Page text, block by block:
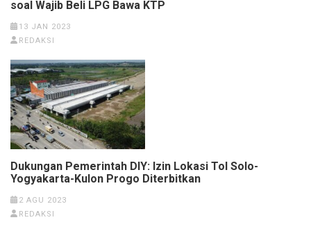
soal Wajib Beli LPG Bawa KTP
13 JAN 2023
REDAKSI
Dukungan Pemerintah DIY: Izin Lokasi Tol Solo-
Yogyakarta-Kulon Progo Diterbitkan
2 AGU 2023
REDAKSI